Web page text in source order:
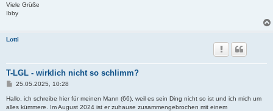
Viele Grüße
Ibby
Lotti
T-LGL - wirklich nicht so schlimm?
B
i
t
25.05.2025, 10:28
Hallo, ich schreibe hier für meinen Mann (66), weil es sein Ding nicht so ist und ich mich um
alles kümmere. Im August 2024 ist er zuhause zusammengebrochen mit einem